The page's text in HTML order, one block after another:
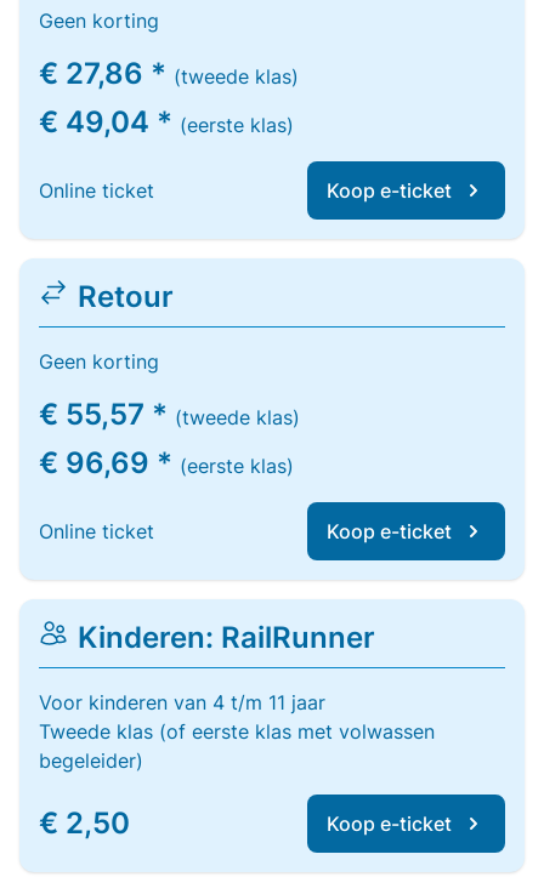
Geen korting
€ 27,86 * (tweede klas)
€ 49,04 * (eerste klas)
Online ticket Koop e-ticket
Retour
Geen korting
€ 55,57 * (tweede klas)
€ 96,69 * (eerste klas)
Online ticket Koop e-ticket
Kinderen: RailRunner
Voor kinderen van 4 t/m 11 jaar
Tweede klas (of eerste klas met volwassen
begeleider)
€ 2,50 Koop e-ticket